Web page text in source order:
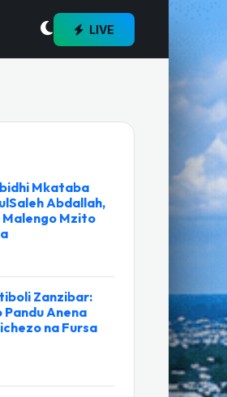
LIVE
Mkataba
Abdallah,
Malengo Mzito
Zanzibar:
Pandu Anena
na Fursa